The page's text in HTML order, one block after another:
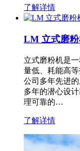
了解详情
LM 立式磨
立式磨粉机是
量低、耗能高
公司多年先进
多年的潜心设
理可靠的…
了解详情